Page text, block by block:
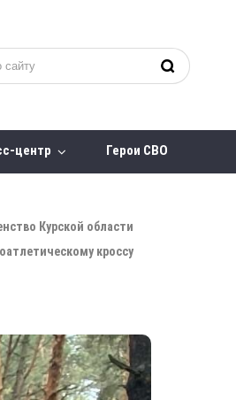
центр Герои СВО
Курской области
кроссу